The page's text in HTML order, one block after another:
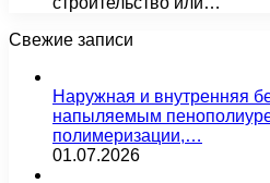
Свежие записи
Наружная и внутренняя
напыляемым
полимеризации,…
01.07.2026